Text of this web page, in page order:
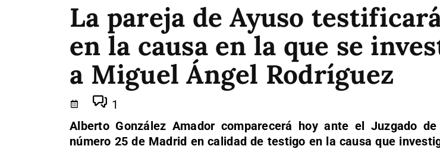
La pareja de Ayuso
en la causa en la que se
a Miguel Ángel Rodríguez
1
Alberto González Amador comparecerá hoy ante el Juzgado
número 25 de Madrid en calidad de testigo en la causa que